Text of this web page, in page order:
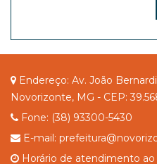
Endereço: Av. João
Novorizonte, MG - CEP:
Fone: (38) 93300-5430
E-mail:
Horário de atendimento ao